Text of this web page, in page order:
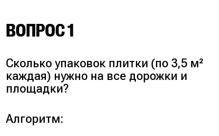
ВОПРОС 1
Сколько упаковок плитки (по 3,5 м²
каждая) нужно на все дорожки и
площадки?
Алгоритм: